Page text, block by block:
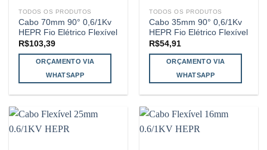
TODOS OS PRODUTOS
Cabo 70mm 90° 0,6/1Kv
HEPR Fio Elétrico Flexível
R$103,39
ORÇAMENTO VIA
WHATSAPP
TODOS OS PRODUTOS
Cabo 35mm 90° 0,6/1Kv
HEPR Fio Elétrico Flexível
R$54,91
ORÇAMENTO VIA
WHATSAPP